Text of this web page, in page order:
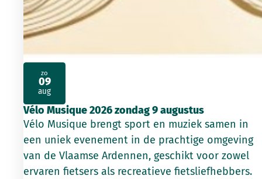
Vélo Musique 2026 zondag 9 augustus
Vélo Musique brengt sport en muziek samen in
een uniek evenement in de prachtige omgeving
van de Vlaamse Ardennen, geschikt voor zowel
ervaren fietsers als recreatieve fietsliefhebbers.
zo
09
aug
2026